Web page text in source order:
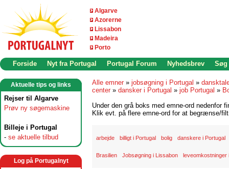
Algarve
Azorerne
Lissabon
Madeira
Porto
Forside Nyt fra Portugal Portugal Forum Nyhedsbrev Søg
Aktuelle tips og links
Rejser til Algarve
Prøv ny søgemaskine
Billeje i Portugal
- se aktuelle tilbud
Log på Portugalnyt
Alle emner » jobsøgning i Portugal »
center » dansker i Portugal » job Portugal »
Under den grå boks med emne-ord nedenfor
Klik evt. på flere emne-ord for at begrænse/
arbejde billigt i Portugal bolig danskere i Portugal
Brasilien Jobsøgning i Lissabon leveomkostninger